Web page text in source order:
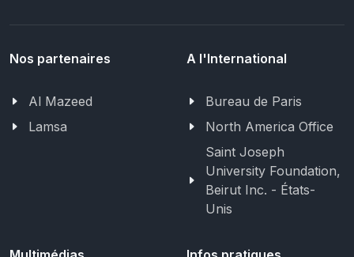
Nos partenaires
Al Mazeed
Lamsa
A l'International
Bureau de Paris
North America Office
Saint Joseph
University Foundation,
Beirut Inc. - États-
Unis